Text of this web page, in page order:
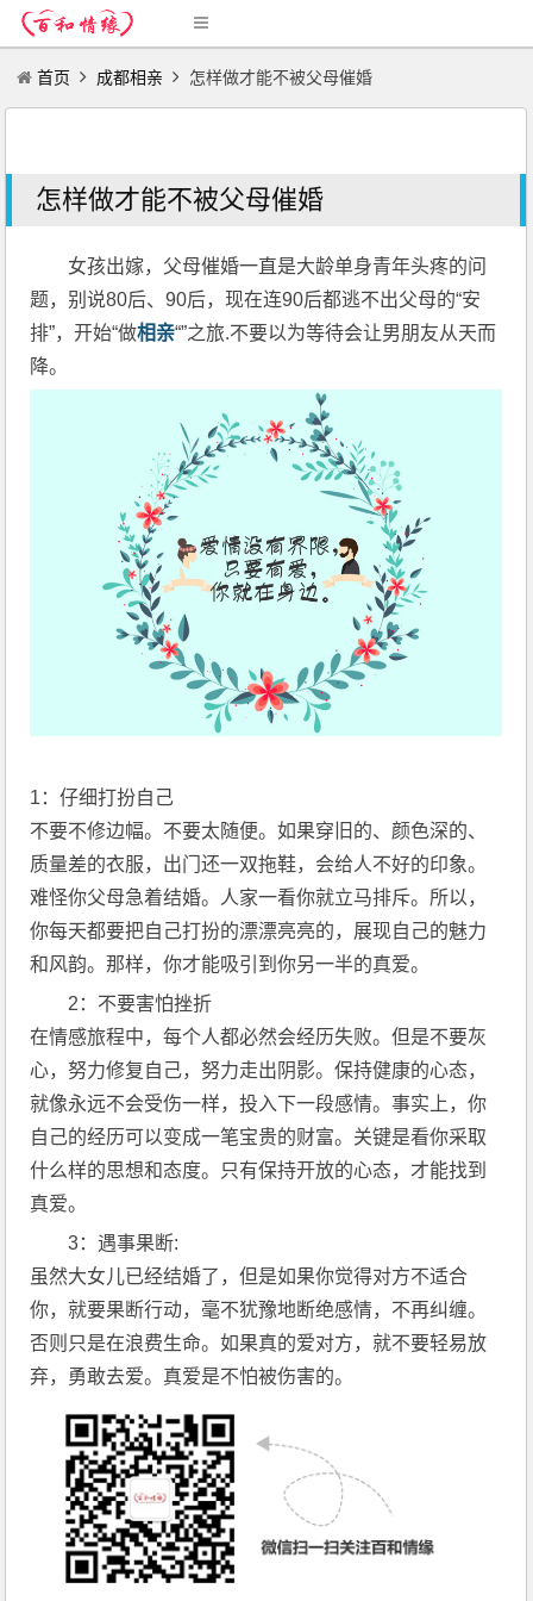
首页 成都相亲 怎样做才能不被父母催婚
怎样做才能不被父母催婚
女孩出嫁，父母催婚一直是大龄单身青年头疼的问
题，别说80后、90后，现在连90后都逃不出父母的“安
排”，开始“做相亲“”之旅.不要以为等待会让男朋友从天而
降。
1：仔细打扮自己
不要不修边幅。不要太随便。如果穿旧的、颜色深的、
质量差的衣服，出门还一双拖鞋，会给人不好的印象。
难怪你父母急着结婚。人家一看你就立马排斥。所以，
你每天都要把自己打扮的漂漂亮亮的，展现自己的魅力
和风韵。那样，你才能吸引到你另一半的真爱。
2：不要害怕挫折
在情感旅程中，每个人都必然会经历失败。但是不要灰
心，努力修复自己，努力走出阴影。保持健康的心态，
就像永远不会受伤一样，投入下一段感情。事实上，你
自己的经历可以变成一笔宝贵的财富。关键是看你采取
什么样的思想和态度。只有保持开放的心态，才能找到
真爱。
3：遇事果断:
虽然大女儿已经结婚了，但是如果你觉得对方不适合
你，就要果断行动，毫不犹豫地断绝感情，不再纠缠。
否则只是在浪费生命。如果真的爱对方，就不要轻易放
弃，勇敢去爱。真爱是不怕被伤害的。